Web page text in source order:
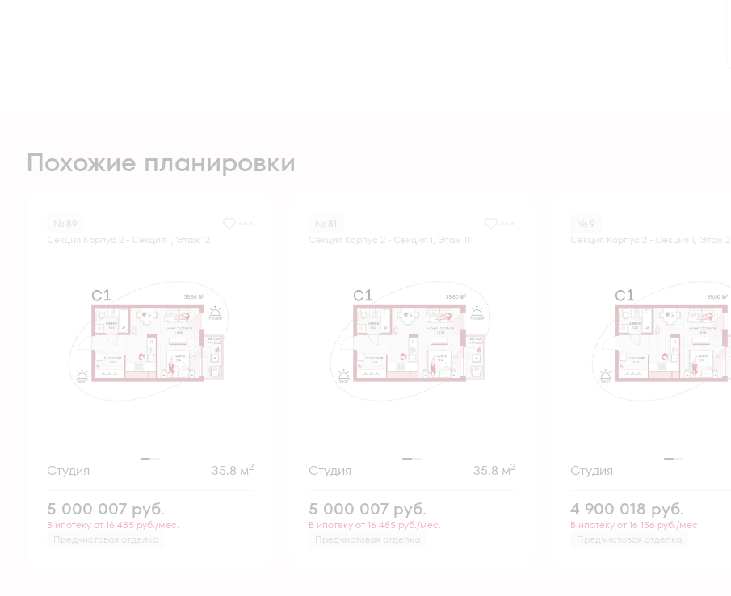
Похожие планировки
№ 89
Секция Корпус 2 - Секция 1, Этаж 12
Студия 35.8 м2
5 000 007 руб.
В ипотеку от 16 485 руб./мес.
Предчистовая отделка
№ 81
Секция Корпус 2 - Секция 1, Этаж 11
Студия 35.8 м2
5 000 007 руб.
В ипотеку от 16 485 руб./мес.
Предчистовая отделка
№ 9
Секция Корпус 2 - Секция 1, Этаж 2
Студия
4 900 018 руб.
В ипотеку от 16 156 руб./мес.
Предчистовая отделка